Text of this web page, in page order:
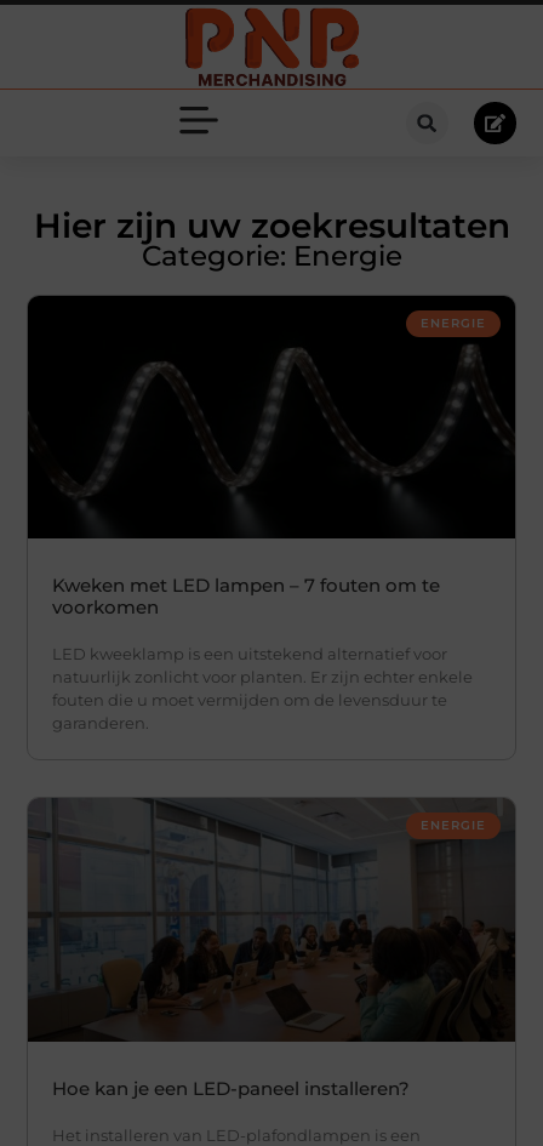
Hier zijn uw zoekresultaten
Categorie: Energie
ENERGIE
Kweken met LED lampen – 7 fouten om te
voorkomen
LED kweeklamp is een uitstekend alternatief voor
natuurlijk zonlicht voor planten. Er zijn echter enkele
fouten die u moet vermijden om de levensduur te
garanderen.
ENERGIE
Hoe kan je een LED-paneel installeren?
Het installeren van LED-plafondlampen is een